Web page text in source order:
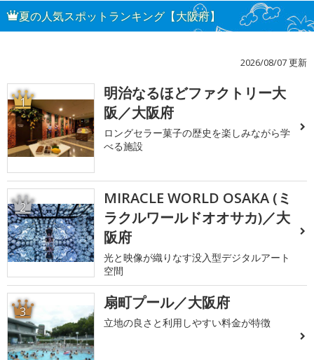
夏の人気スポットランキング【大阪府】
2026/08/07 更新
1
明治なるほどファクトリー大
阪／大阪府
ロングセラー菓子の歴史を楽しみながら学
べる施設
2
MIRACLE WORLD OSAKA (ミ
ラクルワールドオオサカ)／大
阪府
光と映像が織りなす没入型デジタルアート
空間
3 扇町プール／大阪府
立地の良さと利用しやすい料金が特徴